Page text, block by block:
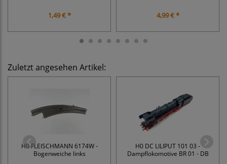
1,49 € * 4,99 € *
Zuletzt angesehen Artikel:
H0 FLEISCHMANN 6174W -
Bogenweiche links
H0 DC LILIPUT 101 03 -
Dampflokomotive BR 01 - DB